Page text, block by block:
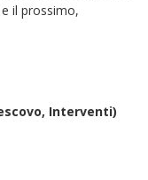
il prossimo,
Interventi)